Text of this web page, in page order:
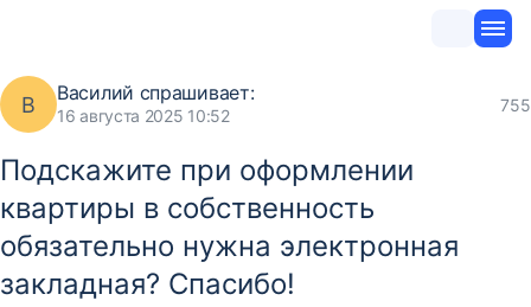
В Василий спрашивает:
16 августа 2025 10:52
755
Подскажите при оформлении
квартиры в собственность
обязательно нужна электронная
закладная? Спасибо!